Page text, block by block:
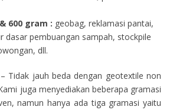
600 gram : geobag, reklamasi pantai,
dasar pembuangan sampah, stockpile
dll.
– Tidak jauh beda dengan geotextile non
juga menyediakan beberapa gramasi
namun hanya ada tiga gramasi yaitu